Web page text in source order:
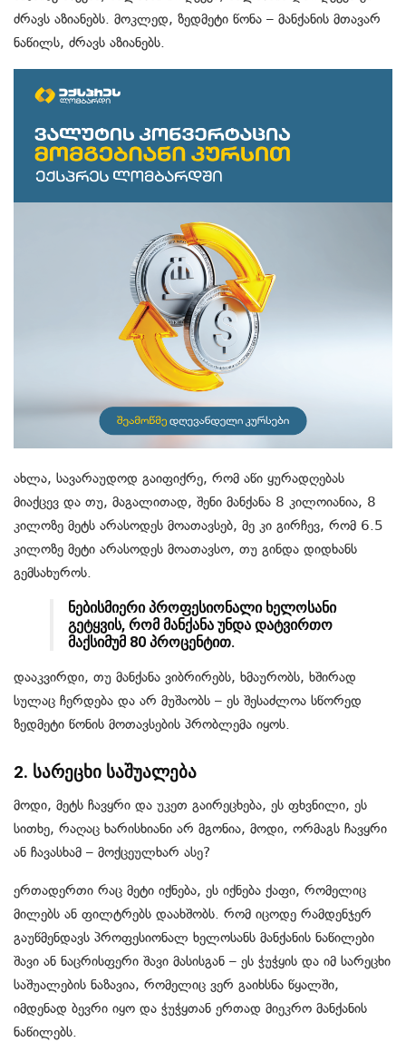
ძრავს აზიანებს. მოკლედ, ზედმეტი წონა – მანქანის მთავარ
ნაწილს, ძრავს აზიანებს.
ახლა, სავარაუდოდ გაიფიქრე, რომ აწი ყურადღებას
მიაქცევ და თუ, მაგალითად, შენი მანქანა 8 კილოიანია, 8
კილოზე მეტს არასოდეს მოათავსებ, მე კი გირჩევ, რომ 6.5
კილოზე მეტი არასოდეს მოათავსო, თუ გინდა დიდხანს
გემსახუროს.
ნებისმიერი პროფესიონალი ხელოსანი
გეტყვის, რომ მანქანა უნდა დატვირთო
მაქსიმუმ 80 პროცენტით.
დააკვირდი, თუ მანქანა ვიბრირებს, ხმაურობს, ხშირად
სულაც ჩერდება და არ მუშაობს – ეს შესაძლოა სწორედ
ზედმეტი წონის მოთავსების პრობლემა იყოს.
2. სარეცხი საშუალება
მოდი, მეტს ჩავყრი და უკეთ გაირეცხება, ეს ფხვნილი, ეს
სითხე, რაღაც ხარისხიანი არ მგონია, მოდი, ორმაგს ჩავყრი
ან ჩავასხამ – მოქცეულხარ ასე?
ერთადერთი რაც მეტი იქნება, ეს იქნება ქაფი, რომელიც
მილებს ან ფილტრებს დაახშობს. რომ იცოდე რამდენჯერ
გაუწმენდავს პროფესიონალ ხელოსანს მანქანის ნაწილები
შავი ან ნაცრისფერი შავი მასისგან – ეს ჭუჭყის და იმ სარეცხი
საშუალების ნაზავია, რომელიც ვერ გაიხსნა წყალში,
იმდენად ბევრი იყო და ჭუჭყთან ერთად მიეკრო მანქანის
ნაწილებს.